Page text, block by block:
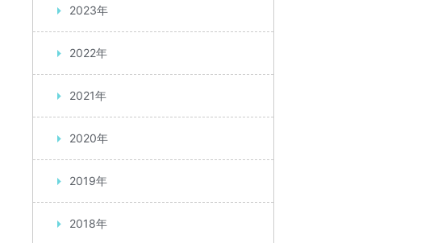
2023年
2022年
2021年
2020年
2019年
2018年